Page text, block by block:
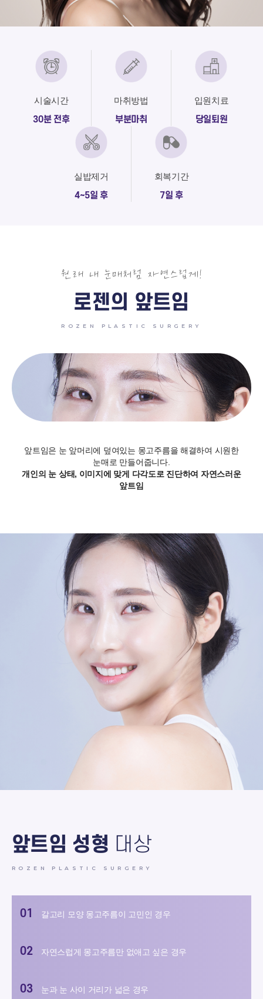
시술시간
30분 전후
마취방법
부분마취
입원치료
당일퇴원
실밥제거
4~5일 후
회복기간
7일 후
원래 내 눈매처럼 자연스럽게!
로젠의 앞트임
ROZEN PLASTIC SURGERY
앞트임은 눈 앞머리에 덮여있는 몽고주름을 해결하여 시원한
눈매로 만들어줍니다.
개인의 눈 상태, 이미지에 맞게 다각도로 진단하여 자연스러운
앞트임
앞트임 성형 대상
ROZEN PLASTIC SURGERY
갈고리 모양 몽고주름이 고민인 경우
자연스럽게 몽고주름만 없애고 싶은 경우
눈과 눈 사이 거리가 넓은 경우